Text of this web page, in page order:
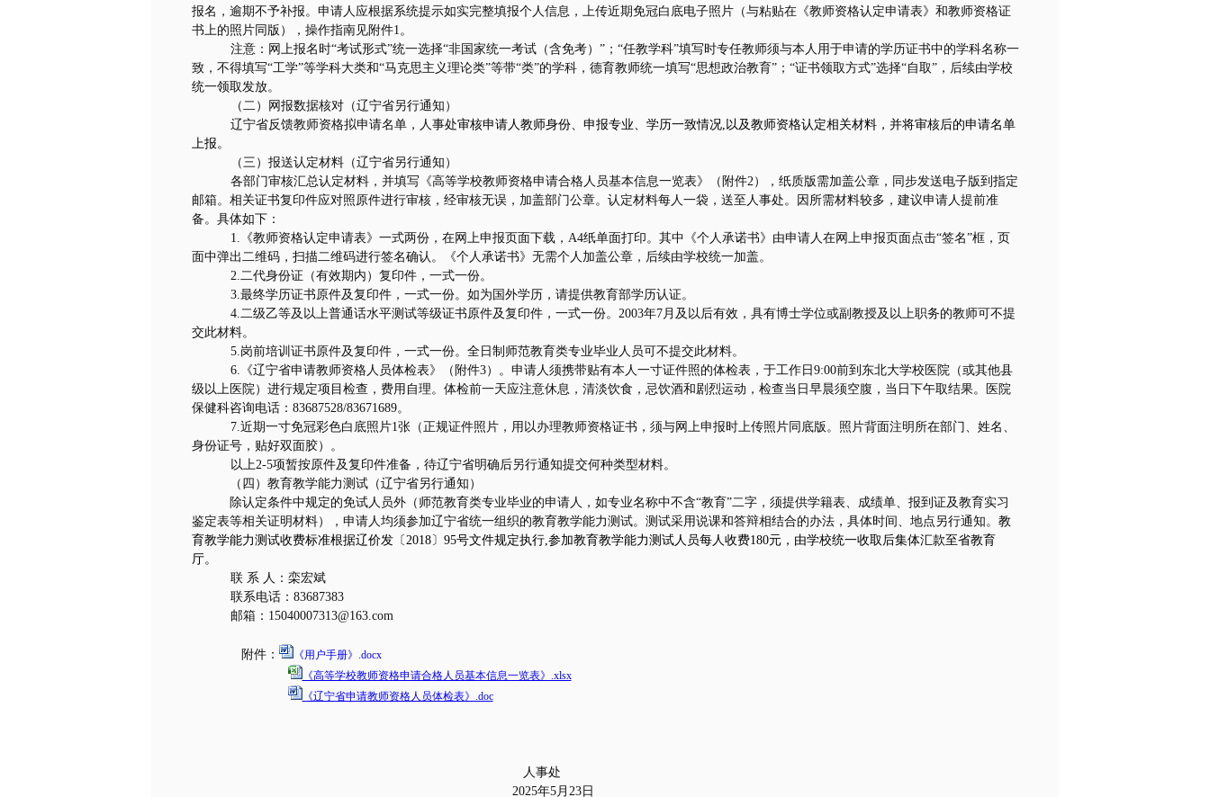
报名，逾期不予补报。申请人应根据系统提示如实完整填报个人信息，上传近期免冠白底电子照片（与粘贴在《教师资格认定申请表》和教师资格证
书上的照片同版），操作指南见附件1。
注意：网上报名时“考试形式”统一选择“非国家统一考试（含免考）”；“任教学科”填写时专任教师须与本人用于申请的学历证书中的学科名称一
致，不得填写“工学”等学科大类和“马克思主义理论类”等带“类”的学科，德育教师统一填写“思想政治教育”；“证书领取方式”选择“自取”，后续由学校
统一领取发放。
（二）网报数据核对（辽宁省另行通知）
辽宁省反馈教师资格拟申请名单，人事处审核申请人教师身份、申报专业、学历一致情况,以及教师资格认定相关材料，并将审核后的申请名单
上报。
（三）报送认定材料（辽宁省另行通知）
各部门审核汇总认定材料，并填写《高等学校教师资格申请合格人员基本信息一览表》（附件2），纸质版需加盖公章，同步发送电子版到指定
邮箱。相关证书复印件应对照原件进行审核，经审核无误，加盖部门公章。认定材料每人一袋，送至人事处。因所需材料较多，建议申请人提前准
备。具体如下：
1. 《教师资格认定申请表》一式两份，在网上申报页面下载， A4纸单面打印。其中《个人承诺书》由申请人在网上申报页面点击“签名”框，页
面中弹出二维码，扫描二维码进行签名确认。《个人承诺书》无需个人加盖公章，后续由学校统一加盖。
2.二代身份证（有效期内）复印件，一式一份。
3.最终学历证书原件及复印件，一式一份。如为国外学历，请提供教育部学历认证。
4.二级乙等及以上普通话水平测试等级证书原件及复印件，一式一份。 2003年7月及以后有效，具有博士学位或副教授及以上职务的教师可不提
交此材料。
5.岗前培训证书原件及复印件，一式一份。全日制师范教育类专业毕业人员可不提交此材料。
6. 《辽宁省申请教师资格人员体检表》（附件3）。申请人须携带贴有本人一寸证件照的体检表，于工作日 9:00前到东北大学校医院（或其他县
级以上医院）进行规定项目检查，费用自理。体检前一天应注意休息，清淡饮食，忌饮酒和剧烈运动，检查当日早晨须空腹，当日下午取结果。医院
保健科咨询电话： 83687528/83671689。
7.近期一寸免冠彩色白底照片1张（正规证件照片，用以办理教师资格证书，须与网上申报时上传照片同底版。照片背面注明所在部门、姓名、
身份证号，贴好双面胶）。
以上2-5项暂按原件及复印件准备，待辽宁省明确后另行通知提交何种类型材料。
（四）教育教学能力测试（辽宁省另行通知）
除认定条件中规定的免试人员外（师范教育类专业毕业的申请人，如专业名称中不含“教育”二字，须提供学籍表、成绩单、报到证及教育实习
鉴定表等相关证明材料），申请人均须参加辽宁省统一组织的教育教学能力测试。测试采用说课和答辩相结合的办法，具体时间、地点另行通知。 教
育教学能力测试收费标准根据辽价发〔 2018〕 95号文件规定执行,参加教育教学能力测试人员每人收费180元，由学校统一收取后集体汇款至省教育
厅。
联 系 人：栾宏斌
联系电话： 83687383
邮箱： 15040007313@163.com
附件：
《用户手册》.docx
《高等学校教师资格申请合格人员基本信息一览表》.xlsx
《辽宁省申请教师资格人员体检表》.doc
人事处
2025年5月 23日